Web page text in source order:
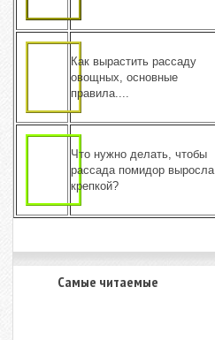
Как вырастить рассаду
овощных, основные
правила....
Что нужно делать, чтобы
рассада помидор выросла
крепкой?
Самые читаемые